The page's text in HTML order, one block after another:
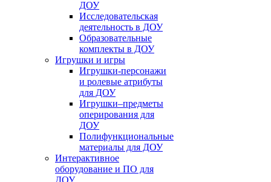
ДОУ
Исследовательская
деятельность в ДОУ
Образовательные
комплекты в ДОУ
Игрушки и игры
Игрушки-персонажи
и ролевые атрибуты
для ДОУ
Игрушки–предметы
оперирования для
ДОУ
Полифункциональные
материалы для ДОУ
Интерактивное
оборудование и ПО для
ДОУ